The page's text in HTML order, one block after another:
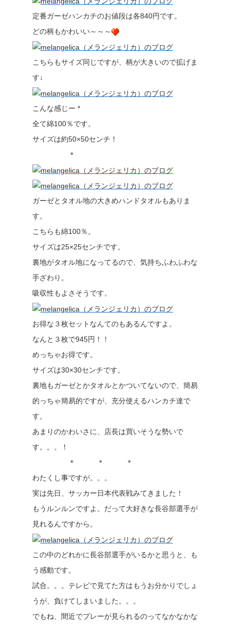
定番ガーゼハンカチのお値段は各840円です。
どの柄もかわいい～～～
こちらもサイズ同じですが、柄が大きいので拡げま
す↓
こんな感じー *
全て綿100％です。
サイズは約50×50センチ！
＊
ガーゼとタオル地の大きめハンドタオルもありま
す。
こちらも綿100％。
サイズは25×25センチです。
裏地がタオル地になってるので、気持ちふわふわな
手ざわり。
吸収性もよさそうです。
お得な３枚セットなんてのもあるんですよ。
なんと３枚で945円！！
めっちゃお得です。
サイズは30×30センチです。
裏地もガーゼとかタオルとかついてないので、簡易
的っちゃ簡易的ですが、充分使えるハンカチ達で
す。
あまりのかわいさに、店長は買いそうな勢いで
す。。。！
＊ ＊ ＊
わたくし事ですが。。。
実は先日、サッカー日本代表戦みてきました！
もうルンルンですよ。だって大好きな長谷部選手が
見れるんですから。
この中のどれかに長谷部選手がいるかと思うと、も
う感動です。
試合。。。テレビで見てた方はもうお分かりでしょ
うが、負けてしまいました。。。
でもね、間近でプレーが見られるのってなかなかな